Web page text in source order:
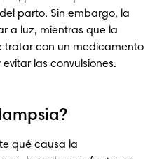
parto. Sin embargo, la
a luz, mientras que la
tratar con un medicamento
las convulsiones.
qué causa la